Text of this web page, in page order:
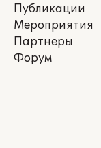
Публикации
Мероприятия
Партнеры
Форум